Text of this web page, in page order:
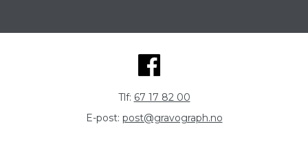
Tlf: 67 17 82 00
E-post: post@gravograph.no